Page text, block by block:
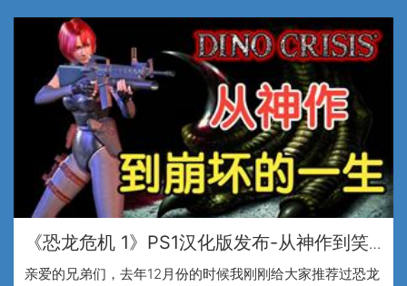
这部由法国工作室Darkworks 开发，育碧发行的第三人称生
存恐怖射击游戏《极度深寒》同时登录了 PC、PS2、和
Xbox平台，然而说巧不巧的是，与此几乎差不多的同时，
当年全世界爆火的《生化危机4》…
《恐龙危机 1》PS1汉化版发布-从神作到笑
话！恐龙危机系列到底是怎么一步步把自己
亲爱的兄弟们，去年12月份的时候我刚刚给大家推荐过恐龙